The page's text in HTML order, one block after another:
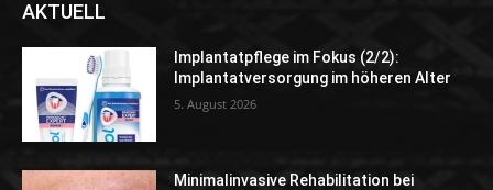
AKTUELL
Implantatpflege im Fokus (2/2):
Implantatversorgung im höheren Alter
5. August 2026
Minimalinvasive Rehabilitation bei